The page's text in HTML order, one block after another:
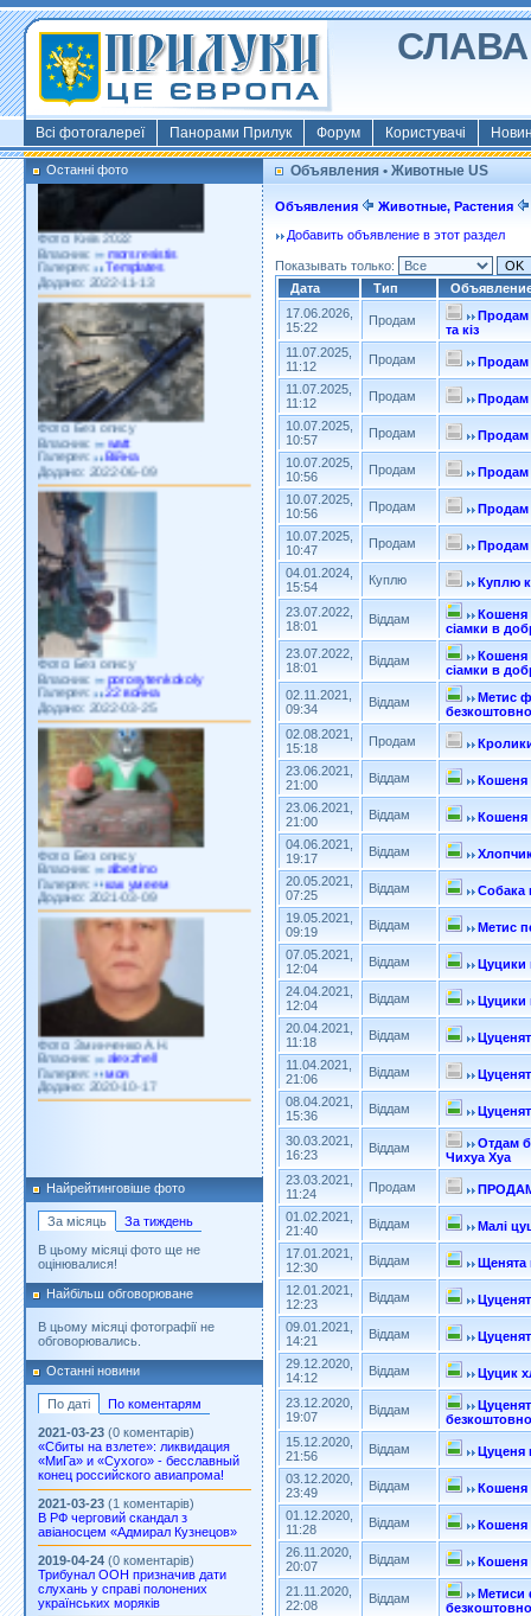
СЛАВА
Всі фотогалереї Панорами Прилук Форум Користувачі
Останні фото
Фото: Київ 2022
morsresistis
Templates
Додано: 2022-11-13
Фото: Без опису
Власник:
watt
Галерея:
Війна
Додано: 2022-06-09
Фото: Без опису
Власник:
porosytenkokoly
Галерея:
22 война
Додано: 2022-03-25
Фото: Без опису
Власник:
albertino
Галерея:
как умеем
Додано: 2021-03-09
Фото: Зминченко А.Н.
Власник:
alexzhell
моя
Додано: 2020-10-17
Найрейтинговіше фото
За місяць
За тиждень
В цьому місяці фото ще не
оцінювалися!
Найбільш обговорюване
В цьому місяці фотографії не
обговорювались.
Останні новини
По даті
По коментарям
2021-03-23 (0 коментарів)
«Сбиты на взлете»: ликвидация
«МиГа» и «Сухого» - бесславный
конец российского авиапрома!
2021-03-23 (1 коментарів)
В РФ черговий скандал з
авіаносцем «Адмирал Кузнецов»
2019-04-24 (0 коментарів)
Трибунал ООН призначив дати
слухань у справі полонених
українських моряків
Объявления • Животные US
Объявления Животные, Растения
Добавить объявление в этот раздел
Показывать только:
Дата
Тип
17.06.2026,
15:22
Продам
Продам
та кіз
11.07.2025,
11:12
Продам
Продам
11.07.2025,
11:12
Продам
Продам
10.07.2025,
10:57
Продам
Продам
10.07.2025,
10:56
Продам
Продам
10.07.2025,
10:56
Продам
Продам
10.07.2025,
10:47
Продам
Продам
04.01.2024,
15:54
Куплю Куплю
23.07.2022,
18:01
Віддам
Кошеня
сіамки в
23.07.2022,
18:01
Віддам
Кошеня
сіамки в
02.11.2021,
09:34
Віддам
Метис
безкоштовно
02.08.2021,
15:18
Продам
23.06.2021,
21:00
Віддам
Кошеня
23.06.2021,
21:00
Віддам
Кошеня
04.06.2021,
19:17
Віддам
20.05.2021,
07:25
Віддам
Собака
19.05.2021,
09:19
Віддам
Метис
07.05.2021,
12:04
Віддам
Цуцики
24.04.2021,
12:04
Віддам
Цуцики
20.04.2021,
11:18
Віддам
11.04.2021,
21:06
Віддам
08.04.2021,
15:36
Віддам
30.03.2021,
16:23
Віддам
Отдам
Чихуа Хуа
23.03.2021,
11:24
Продам
ПРОДАМ
01.02.2021,
21:40
Віддам
Малі
17.01.2021,
12:30
Віддам
Щенята
12.01.2021,
12:23
Віддам
09.01.2021,
14:21
Віддам
29.12.2020,
14:12
Віддам Цуцик
23.12.2020,
19:07
Віддам
безкоштовно
15.12.2020,
21:56
Віддам
Цуценя
03.12.2020,
23:49
Віддам
Кошеня
01.12.2020,
11:28
Віддам
Кошеня
26.11.2020,
20:07
Віддам Кошеня
21.11.2020,
22:08
Віддам
Метиси
безкоштовно